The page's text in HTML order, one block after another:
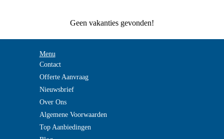
Geen vakanties gevonden!
Menu
Contact
Offerte Aanvraag
Nieuwsbrief
Over Ons
Algemene Voorwaarden
Top Aanbiedingen